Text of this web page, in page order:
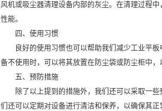
风机或吸尘器清理设备内部的灰尘。在清理过程
性能。
四、使用习惯
良好的使用习惯也可以帮助我们减少工业平
备不使用时，可以将其放置在防尘袋或防尘柜中，
五、预防措施
除了以上提到的措施外，我们还可以采取一
们还可以定期对设备进行清洁和保养，以确保其正